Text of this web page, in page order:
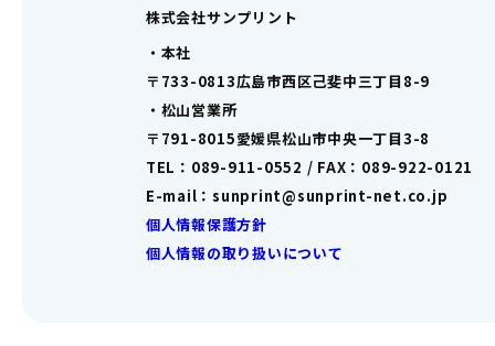
株式会社サンプリント
・本社
〒733-0813広島市西区己斐中三丁目8-9
・松山営業所
〒791-8015愛媛県松山市中央一丁目3-8
TEL：089-911-0552 / FAX：089-922-0121
E-mail：sunprint@sunprint-net.co.jp
個人情報保護方針
個人情報の取り扱いについて